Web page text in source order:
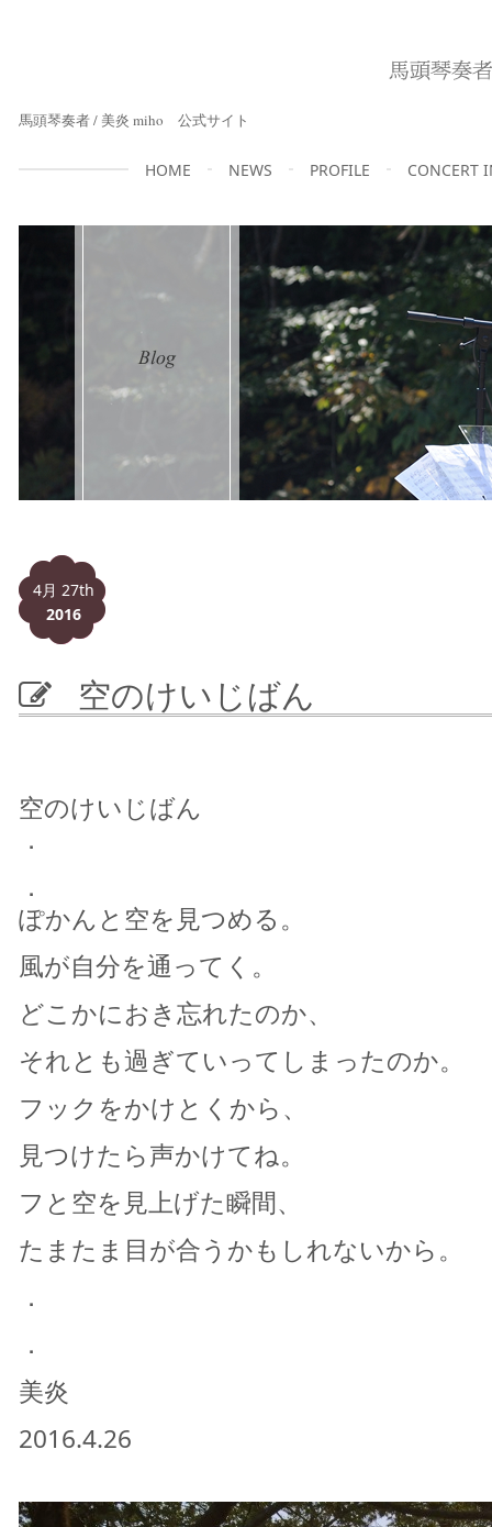
馬頭琴奏者 / 美炎 miho 公式サイト
HOME NEWS PROFILE CONCERT
4月 27th
2016
空のけいじばん
空のけいじばん
．
．
ぽかんと空を見つめる。
風が自分を通ってく。
どこかにおき忘れたのか、
それとも過ぎていってしまったのか。
フックをかけとくから、
見つけたら声かけてね。
フと空を見上げた瞬間、
たまたま目が合うかもしれないから。
．
．
美炎
2016.4.26